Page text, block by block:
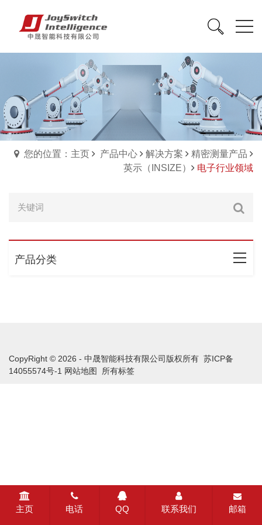
您的位置：主页 产品中心 解决方案
精密测量产品
英示（INSIZE）
电子行业领域
产品分类
CopyRight © 2026 - 中晟智能科技有限公司版权所有 苏ICP备
14055574号-1 网站地图 所有标签
主页 电话 QQ 联系我们 邮箱